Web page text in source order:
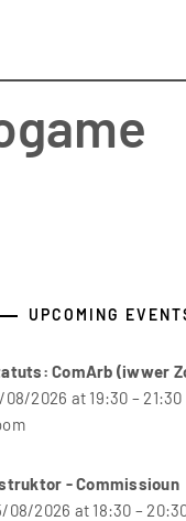
UPCOMING
ComArb (iwwer
08/2026 at 19:30 – 21:30
- Commissioun
08/2026 at 18:30 –